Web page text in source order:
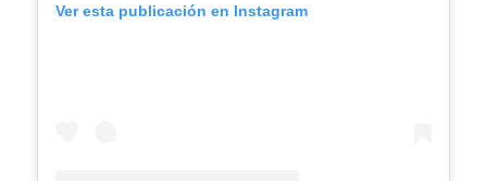
Ver esta publicación en Instagram